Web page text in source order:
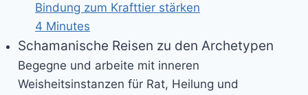
Bindung zum Krafttier stärken
4 Minutes
Schamanische Reisen zu den Archetypen
Begegne und arbeite mit inneren
Weisheitsinstanzen für Rat, Heilung und